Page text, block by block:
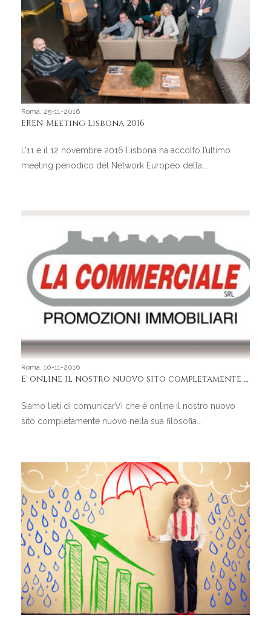
Roma, 25-11-2016
EREN Meeting Lisbona 2016
L’11 e il 12 novembre 2016 Lisbona ha accolto l’ultimo
meeting periodico del Network Europeo della...
Roma, 10-11-2016
E' online il nostro nuovo sito completamente nuovo nella sua filosofia
Siamo lieti di comunicarVi che è online il nostro nuovo
sito completamente nuovo nella sua filosofia...